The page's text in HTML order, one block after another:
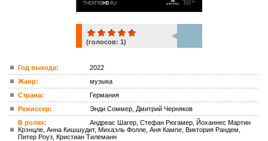
ком.
(голосов: 1)
Год выхода:
2022
Жанр:
музыка
Страна:
Германия
Режиссер:
Энди Соммер, Дмитрий Черняков
В ролях:
Андреас Шагер, Стефан Рюгамер, Йоханнес Мартин
Крэнцле, Анна Кишшудит, Михаэль Фолле, Аня Кампе, Виктория Рандем,
Питер Роуз, Кристиан Тилеманн